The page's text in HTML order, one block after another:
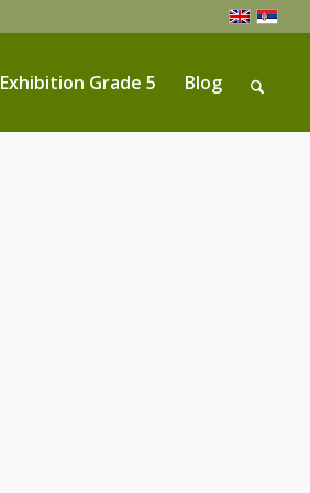
Exhibition Grade 5 Blog